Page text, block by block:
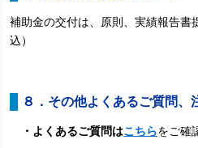
補助金の交付は、原則、実績報告書
込）
８．その他よくあるご質問、
・よくあるご質問はこちらをご確